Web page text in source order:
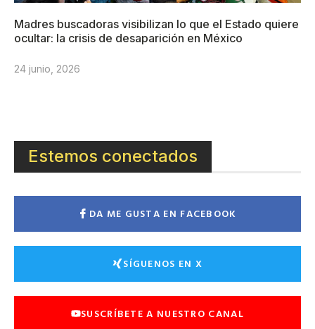
Madres buscadoras visibilizan lo que el Estado quiere
ocultar: la crisis de desaparición en México
24 junio, 2026
Estemos conectados
DA ME GUSTA EN FACEBOOK
SÍGUENOS EN X
SUSCRÍBETE A NUESTRO CANAL